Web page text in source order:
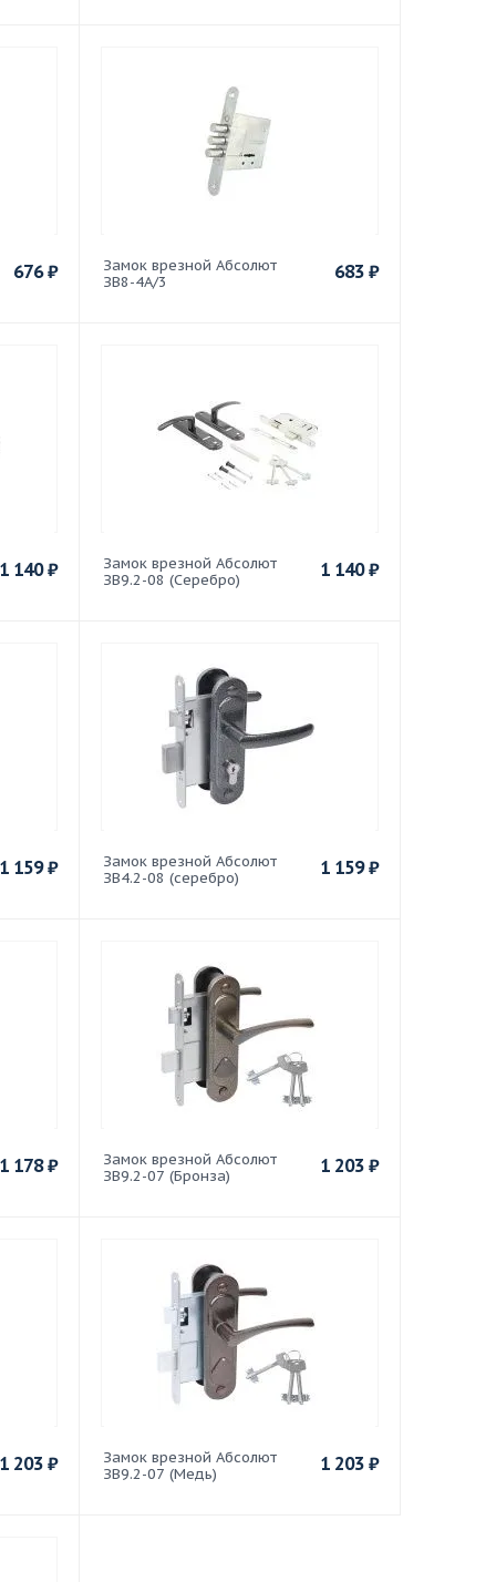
676₽
Замок врезной Абсолют
ЗВ8-4А/3
683₽
1 140₽
Замок врезной Абсолют
ЗВ9.2-08 (Серебро)
1 140₽
1 159₽
Замок врезной Абсолют
ЗВ4.2-08 (серебро)
1 159₽
1 178₽
Замок врезной Абсолют
ЗВ9.2-07 (Бронза)
1 203₽
1 203₽
Замок врезной Абсолют
ЗВ9.2-07 (Медь)
1 203₽